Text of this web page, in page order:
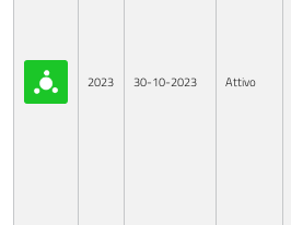
2023 30-10-2023 Attivo